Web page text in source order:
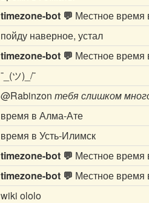
timezone-bot 💬 Местное время
пойду наверное, устал
timezone-bot 💬 Местное время
¯_(ツ)_/¯
@Rabinzon тебя слишком
время в Алма-Ате
время в Усть-Илимск
timezone-bot 💬 Местное время
timezone-bot 💬 Местное время
wiki ololo